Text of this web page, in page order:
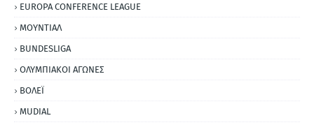
EUROPA CONFERENCE LEAGUE
ΜΟΥΝΤΙΑΛ
BUNDESLIGA
ΟΛΥΜΠΙΑΚΟΙ ΑΓΩΝΕΣ
ΒΟΛΕΪ
MUDIAL